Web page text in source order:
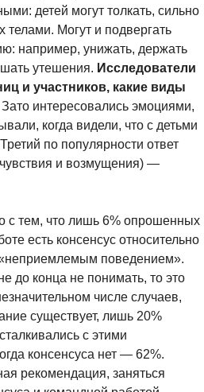
детей могут толкать, сильно
телами. Могут и подвергать
например, унижать, держать
утешения. Исследователи
и участников, какие виды
Зато интересовались эмоциями,
когда видели, что с детьми
по популярности ответ
и возмущения) —
с тем, что лишь 6% опрошенных
есть консенсус относительно
«неприемлемым поведением».
до конца не понимать, то это
числе случаев,
существует, лишь 20%
с этими
консенсуса нет — 62%.
рекомендация, заняться